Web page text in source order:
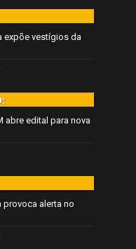
expõe vestígios da
abre edital para nova
provoca alerta no